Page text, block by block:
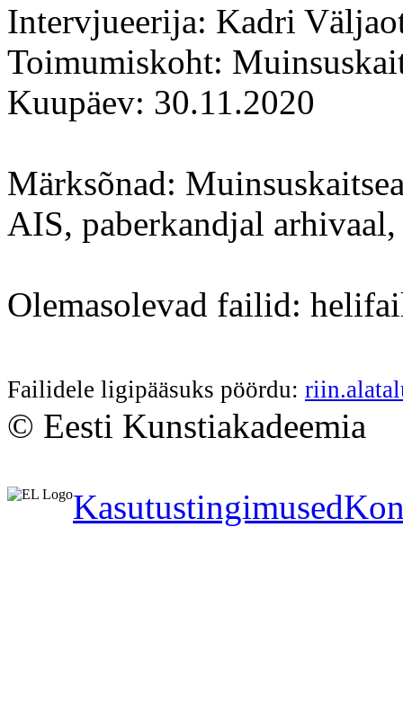
Intervjueerija: Kadri
Toimumiskoht:
Kuupäev: 30.11.2020
Märksõnad:
AIS, paberkandjal
Olemasolevad failid:
Failidele ligipääsuks pöördu:
© Eesti Kunstiakadeemia
Kasutustingimused